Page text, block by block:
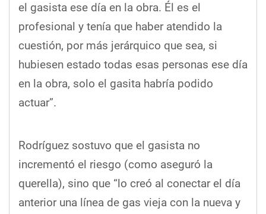
el gasista ese día en la obra. Él es el
profesional y tenía que haber atendido la
cuestión, por más jerárquico que sea, si
hubiesen estado todas esas personas ese día
en la obra, solo el gasita habría podido
actuar”.
Rodríguez sostuvo que el gasista no
incrementó el riesgo (como aseguró la
querella), sino que “lo creó al conectar el día
anterior una línea de gas vieja con la nueva y